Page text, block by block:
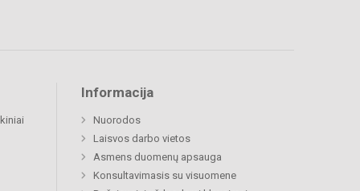
Informacija
Nuorodos
Laisvos darbo vietos
Asmens duomenų apsauga
Konsultavimasis su visuomene